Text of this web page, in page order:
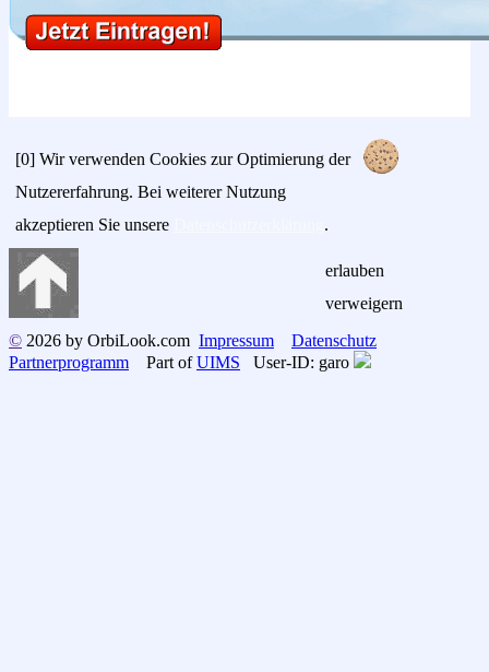
[0] Wir verwenden Cookies zur Optimierung der
Nutzererfahrung. Bei weiterer Nutzung
akzeptieren Sie unsere
.
erlauben
verweigern
© 2026 by OrbiLook.com Impressum
Datenschutz
Partnerprogramm Part ofUIMS User-ID: garo